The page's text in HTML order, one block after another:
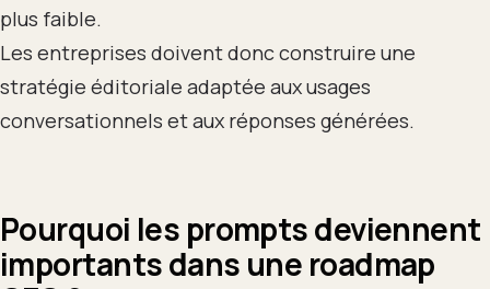
plus faible.
Les entreprises doivent donc construire une
stratégie éditoriale adaptée aux usages
conversationnels et aux réponses générées.
Pourquoi les prompts deviennent
importants dans une roadmap